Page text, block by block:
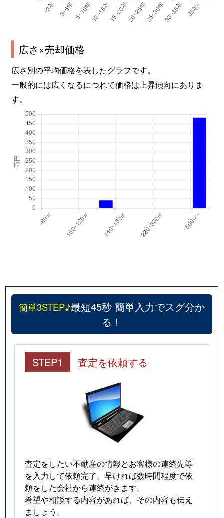
広さ×売却価格
広さ別の平均価格を表したグラフです。
一般的には広くなるにつれて価格は上昇傾向にありま
す。
簡単3STEP♪最短45秒 簡単入力でスグ分か
る！
STEP1 査定を依頼する
査定をしたい不動産の情報とお客様の連絡先等
を入力して依頼完了。早ければ数時間程度で依
頼をした会社から連絡がきます。
希望や相談する内容があれば、その内容も伝え
ましょう。